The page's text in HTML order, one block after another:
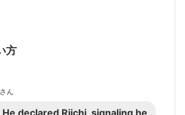
方
ん
He declared Riichi, signaling he